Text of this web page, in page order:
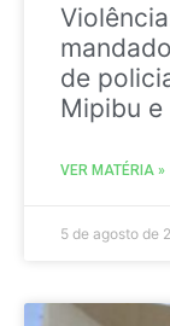
de
Mipibu
VER MATÉRIA »
5 de agosto de